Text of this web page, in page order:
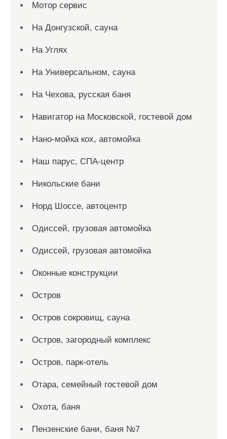
Мотор сервис
На Донгузской, сауна
На Углях
На Универсальном, сауна
На Чехова, русская баня
Навигатор на Московской, гостевой дом
Нано-мойка кох, автомойка
Наш парус, СПА-центр
Никольские бани
Норд Шоссе, автоцентр
Одиссей, грузовая автомойка
Одиссей, грузовая автомойка
Оконные конструкции
Остров
Остров сокровищ, сауна
Остров, загородный комплекс
Остров, парк-отель
Отара, семейный гостевой дом
Охота, баня
Пензенские бани, баня №7